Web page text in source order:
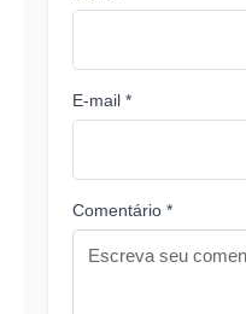
E-mail *
Comentário *